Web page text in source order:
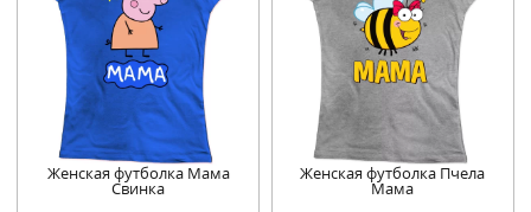
Женская футболка Мама
Свинка
Женская футболка Пчела
Мама